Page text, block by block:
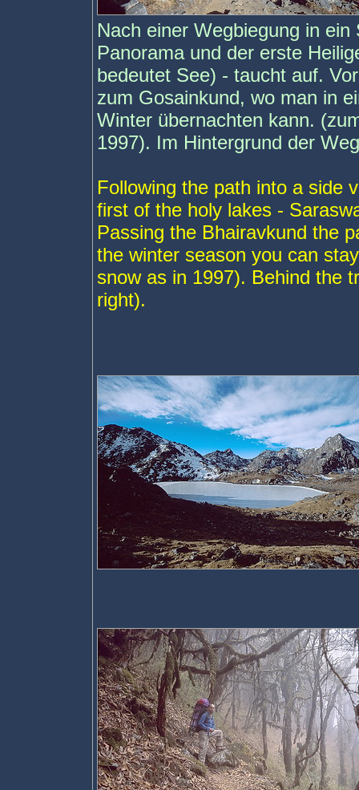
Nach einer Wegbiegung in
Panorama und der erste
bedeutet See) - taucht auf.
zum Gosainkund, wo man in
Winter übernachten kann.
1997). Im Hintergrund der
Following the path into a side
first of the holy lakes -
Passing the Bhairavkund the
the winter season you can
snow as in 1997). Behind the
right).